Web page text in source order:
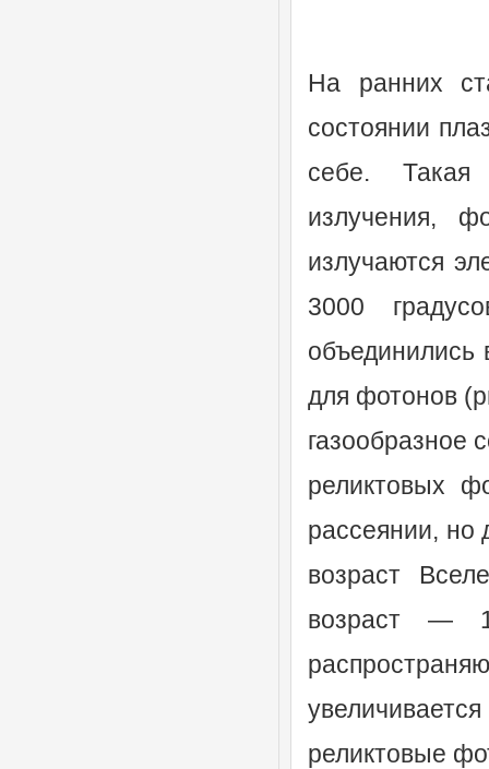
На ранних
состоянии
себе. Такая
излучения,
излучаются
3000
для фотонов
газообразное
реликтовых
рассеянии, но
возраст
возраст —
реликтовые